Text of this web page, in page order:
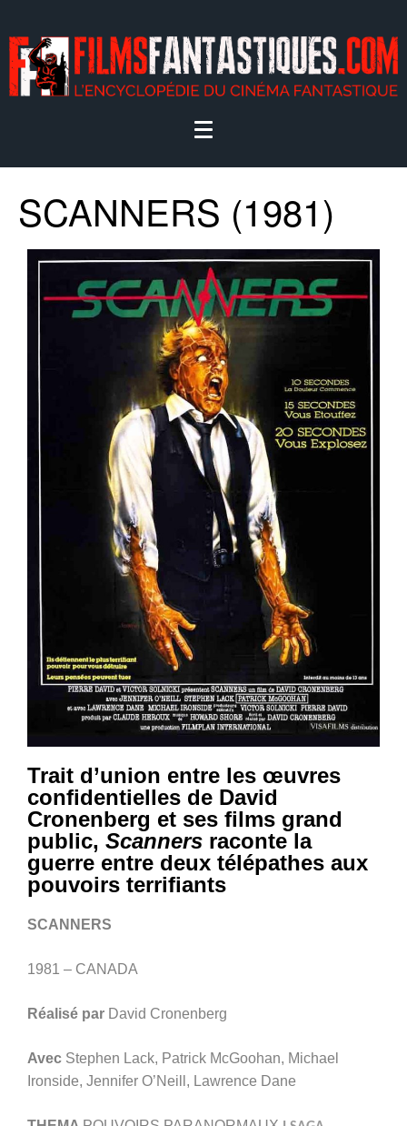
SCANNERS (1981)
Trait d’union entre les œuvres
confidentielles de David
Cronenberg et ses films grand
public, Scanners raconte la
guerre entre deux télépathes aux
pouvoirs terrifiants
SCANNERS
1981 – CANADA
Réalisé par David Cronenberg
Avec Stephen Lack, Patrick McGoohan, Michael
Ironside, Jennifer O’Neill, Lawrence Dane